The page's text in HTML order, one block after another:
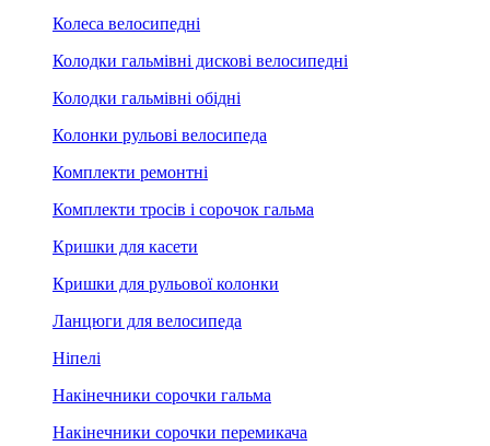
Колеса велосипедні
Колодки гальмівні дискові велосипедні
Колодки гальмівні обідні
Колонки рульові велосипеда
Комплекти ремонтні
Комплекти тросів і сорочок гальма
Кришки для касети
Кришки для рульової колонки
Ланцюги для велосипеда
Ніпелі
Накінечники сорочки гальма
Накінечники сорочки перемикача